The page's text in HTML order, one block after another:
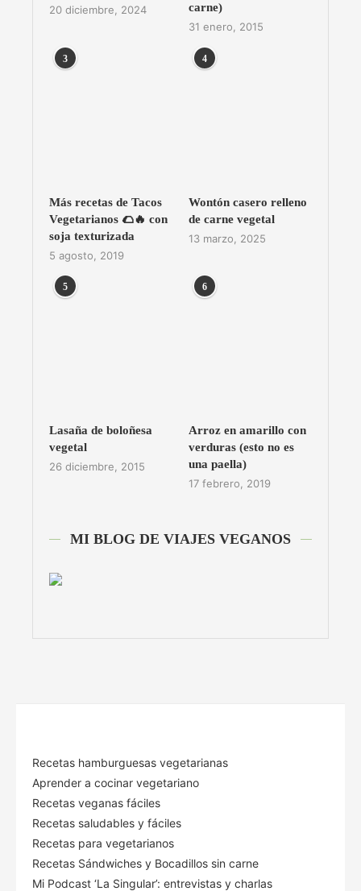
20 diciembre, 2024
carne)
31 enero, 2015
3
Más recetas de Tacos
Vegetarianos 🌮🔥 con
soja texturizada
5 agosto, 2019
4
Wontón casero relleno
de carne vegetal
13 marzo, 2025
5
Lasaña de boloñesa
vegetal
26 diciembre, 2015
6
Arroz en amarillo con
verduras (esto no es
una paella)
17 febrero, 2019
MI BLOG DE VIAJES VEGANOS
Recetas hamburguesas vegetarianas
Aprender a cocinar vegetariano
Recetas veganas fáciles
Recetas saludables y fáciles
Recetas para vegetarianos
Recetas Sándwiches y Bocadillos sin carne
Mi Podcast ‘La Singular’: entrevistas y charlas